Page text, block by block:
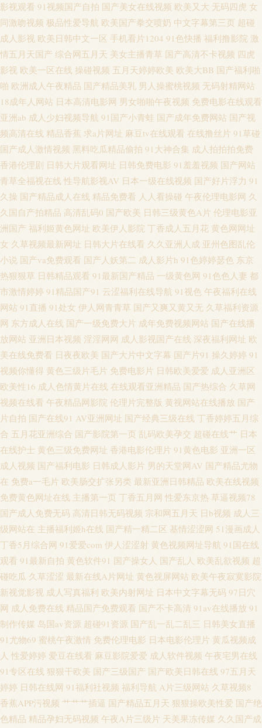
合va 人人草超碰 探花系列亚洲电影 91茄子 超碰地址 国产麻豆aa 久久丁香激
情综合 欧美专区日韩专区 婷婷五月份影视 国产1024在线 青青伊人大香蕉 中
日韩性另类 97久草超碰 国产一区二区久久 欧洲综合色图 无码岛国色情 尤物
激情在线 变态另类天堂 黄色仓库网址 欧美性爱派对网站 婷婷精品一区二区
51视频网 av米奇影音 豆花一区 九九久久99 欧美肏屄小视频 日韩欧美精品撸
18岁已成人看片 AV午夜网 国产精品官网 久久综合丁香五月 色婷婷成人网址
中文字幕51黑料 97精品电影网 成人福利网站 日韩精品免费观看 超碰九7 欧
美性爱2p 91se在线观看 wwwcom黄 国产A√ 伦理片儿 日韩av网址大全 亚洲春
色综合另类 91网站永久免费 国产韩日第一页 美女午夜影院 日韩理论三级 亚
洲3级电影 91在线入口 豆花AV在线播放 久草视频国产片 欧美性爱免费 深夜
福利导航站 91最新 东方黄色A片 精品福利导航 欧美第18页 日韩中文欧美 亚
洲无码蜜桃 91网站视频播放 成人奭片 黄色三级片yyc 欧美性爱com 大香蕉大
香蕉AⅤ 丝袜美腿自慰 91成人小视频 超碰99自拍 黄色91app 欧美透明视频一
区 午夜福利禽 91探花在线吃瓜 成人日韩免费 麻豆午夜剧场 网站色片 91视频
免费的 超碰人人做爱 狠狠干香蕉 青青草超碰在线 大香蕉a 久久分区操 日韩
国产传媒 亚洲在钱 超碰人妻人射 九一福利区 色图专区区 91N福利网 超碰97
打炮在线 韩国免费aa 欧美人妖视频 午夜成人直播午夜 91视频人口 久久人人
超碰 日韩欲欲网 91发布页 超碰日韩伪娘精品 激情欧美亚 欧美综合在线a 先
锋影音熟女 97色干 国产HD女人 麻豆九九综合视频 91国际视频 福利第一导
一页 白洁小晶 含羞草黄影院 日韩高清色图 91成品视频 大香蕉伊人毛 另类专
区欧美 色色四区
影视观看 91视频国产自拍 国产美女在线视频 欧美又大 无码四虎 女
同激吻视频 极品性爱导航 欧美国产拳交喷奶 中文字幕第三页 超碰
成人影视 欧美日韩中文一区 手机看片1204 91色快播 福利撸影院 激
情五月天国产 综合网五月天 美女主播青草 国产高清不卡视频 四虎
影视 欧美一区在线 操碰视频 五月天婷婷欧美 欧美大BB 国产福利啪
啪 欧洲成人午夜精品 国产精品美乳 男人操蜜桃视频 无码射精网站
18成年人网站 日本高清电影网 男女啪啪午夜视频 免费电影在线观看
亚洲ab 成人少妇视频导航 91国产小青蛙 国产成年免费网站 国产视
频高清在线 精品香蕉 求a片网址 麻豆tv在线观看 在线撸丝片 91草碰
国产成人激情视频 黑料吃瓜精品偷拍 91大神合集 成人拍拍拍免费
香港伦理剧 日韩大片观看网址 日韩免费电影 91羞羞视频 国产网站
青草全福视在线 性导航影视AV 日本一级在线视频 国产好片浮力 91
久操 国产精品成人在线 精品免费看 人人看操碰 午夜伦理电影网 久
久国自产拍精品 高清乱码0 国产欧美 日韩三级黄色A片 伦理电影亚
洲国产 福利姬黄色网址 欧美伊人影院 丁香成人五月花 黄色网网址
女 久草视频最新网址 日韩大片在线看 久久亚洲人成 亚州色图乱伦
小说 国产va免费观看 国产人妖第二 成人影片h 91色婷婷瑟色 东京
热狠狠草 日韩精品观看 91最新国产精品 一级黄色网 91色色人妻 都
市激情婷婷 91精品国产91 云涩福利在线导航 91视色 午夜福利在线
网站 91直播 91处女 伊人网青青草 国产又爽又黄又无 久草福利资源
网 东方成人在线 国产一级免费大片 成年免费视频网站 国产在线播
放网站 亚洲日本视频 淫淫网网 成人影视国产在线 深夜福利网址 欧
美在线免费看 日夜夜欧美 国产大片中文字幕 国产片91 操久婷婷 91
视频你懂得 黄色三级片毛片 免费电影片 日韩欧美爱爱 成人亚洲区
欧美性16 成人色情黄片在线 在线观看亚洲精品 国产热综合 久草网
视频在线看 午夜精品网影院 伦理片完整版 黄视网站在线播放 国产
片自拍 国产在线91 AV亚洲网址 国产经典三级在线 丁香婷婷五月综
合 五月花亚洲综合 国产影院第一页 乱码欧美孕交 超碰在线艹 日本
在线护士 黄色三级免费网址 香港电影伦理片 91黄色电影 亚洲一区
成人视频 国产福利电影 日韩成人影片 男的天堂网AV 国产精品尤物
在 免费a一毛片 欧美肠交扩张另类 最新亚洲日韩精品 欧美在线视频
免费黄色网址在线 主播第一页 丁香五月网 性爱东京热 草逼视频78
国产成人免费无码 高清日韩无码视频 宗和网五月天 日b视频 成人三
级网站在 主播福利姬h在线 国产精一精二区 基情涩涩网 51漫画成人
丁香5月综合网 91爱爱com 伊人涩涩射 黄色视频网址导航 91国在线
观看 91最新自拍 黄色软件91 国产操女人 国产乱人 欧美乱欲视频 超
碰吃瓜 久草涩涩 最新在线A片网址 黄色视屏网站 欧美午夜寂寞影院
新视觉影视 成人写真福利 欧美内射网址 日本中文字幕无码 97日穴
网 成人免费在线 精品国产免费观看 国产不卡高清 91av在线播放 91
制作传媒 岛国av资源 超碰91资源 国产乱一乱二乱三 日韩美女直播
91尤物69 蜜桃午夜激情 免费伦理电影 日本电影伦理片 黄瓜视频成
人 性爱婷婷 爱豆在线看 麻豆影院爱爱 成人软件视频 午夜宅男在线
91专区在线 狠狠干欧美 国产三级国产 国产欧美日韩在线 97五月天
婷婷 日韩在线网 91福利社视频 福利导航 A片三级网站 久草视频8
香蕉APP污视频 艹艹艹插逼 国产精品五月天 狠狠操欧美性爱 国产绝
色精品 精品孕妇无码视频 午夜A片三级片 天美果冻传媒 久久国产成